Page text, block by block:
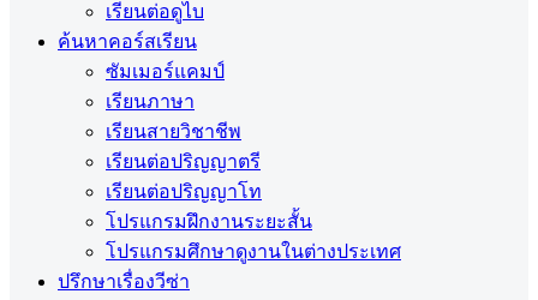
เรียนต่อดูไบ
ค้นหาคอร์สเรียน
ซัมเมอร์แคมป์
เรียนภาษา
เรียนสายวิชาชีพ
เรียนต่อปริญญาตรี
เรียนต่อปริญญาโท
โปรแกรมฝึกงานระยะสั้น
โปรแกรมศึกษาดูงานในต่างประเทศ
ปรึกษาเรื่องวีซ่า